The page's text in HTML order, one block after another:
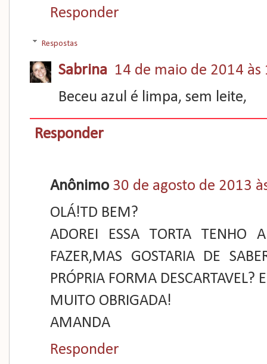
Responder
Respostas
Sabrina 14 de maio de 2014 às
Beceu azul é limpa, sem leite,
Responder
Anônimo 30 de agosto de 2013
OLÁ!TD BEM?
ADOREI ESSA TORTA TENHO
FAZER,MAS GOSTARIA DE
PRÓPRIA FORMA DESCARTAVEL?
MUITO OBRIGADA!
AMANDA
Responder